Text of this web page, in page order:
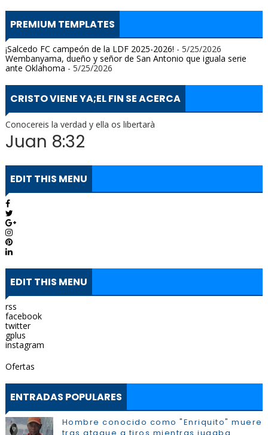
PREMIUM TEMPLATES
¡Salcedo FC campeón de la LDF 2025-2026! - 5/25/2026
Wembanyama, dueño y señor de San Antonio que iguala serie
ante Oklahoma - 5/25/2026
CRISTO VIENE YA;EL FIN SE ACERCA
Conocereis la verdad y ella os libertarà
Juan 8:32
EDIT THIS MENU
EDIT THIS MENU
rss
facebook
twitter
gplus
instagram
Ofertas
ENTRADAS POPULARES
Hombre conocido como "Enriquito" muere